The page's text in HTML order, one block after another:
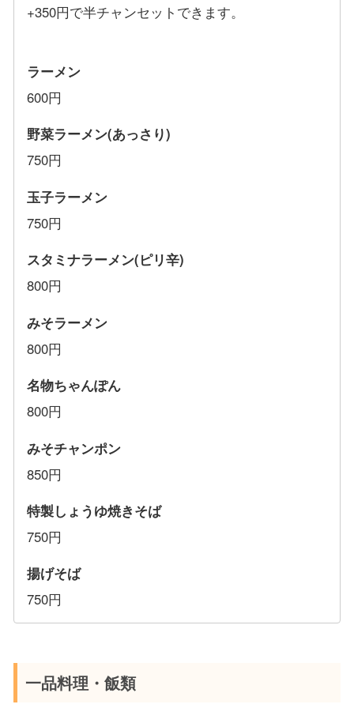
+350円で半チャンセットできます。
ラーメン
600円
野菜ラーメン(あっさり)
750円
玉子ラーメン
750円
スタミナラーメン(ピリ辛)
800円
みそラーメン
800円
名物ちゃんぽん
800円
みそチャンポン
850円
特製しょうゆ焼きそば
750円
揚げそば
750円
一品料理・飯類